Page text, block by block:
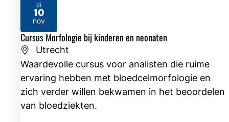
Cursus Morfologie bij kinderen en neonaten
Utrecht
Waardevolle cursus voor analisten die ruime
ervaring hebben met bloedcelmorfologie en
zich verder willen bekwamen in het beoordelen
van bloedziekten.
di
10
nov
2026